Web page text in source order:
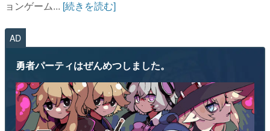
ョンゲーム... [続きを読む]
AD
勇者パーティはぜんめつしました。